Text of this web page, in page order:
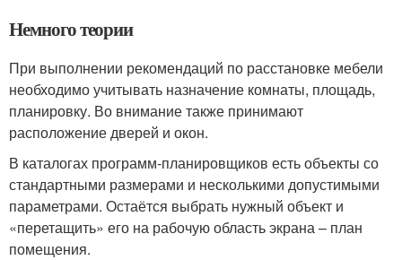
Немного теории
При выполнении рекомендаций по расстановке мебели
необходимо учитывать назначение комнаты, площадь,
планировку. Во внимание также принимают
расположение дверей и окон.
В каталогах программ-планировщиков есть объекты со
стандартными размерами и несколькими допустимыми
параметрами. Остаётся выбрать нужный объект и
«перетащить» его на рабочую область экрана – план
помещения.